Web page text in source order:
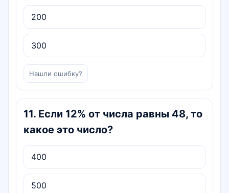
200
300
Нашли ошибку?
11. Если 12% от числа равны 48, то
какое это число?
400
500